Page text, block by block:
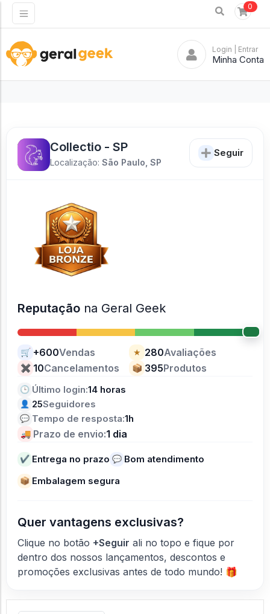
0
Login | Entrar
Minha Conta
Collectio - SP
Localização: São Paulo, SP
Seguir
Reputação na Geral Geek
🛒 +600Vendas ★ 280Avaliações
✖ 10Cancelamentos 📦 395Produtos
🕒 Último login:14 horas
👤 25Seguidores
💬 Tempo de resposta:1h
🚚 Prazo de envio:1 dia
✔ Entrega no prazo 💬 Bom atendimento
📦 Embalagem segura
Quer vantagens exclusivas?
Clique no botão +Seguir ali no topo e fique por
dentro dos nossos lançamentos, descontos e
promoções exclusivas antes de todo mundo! 🎁